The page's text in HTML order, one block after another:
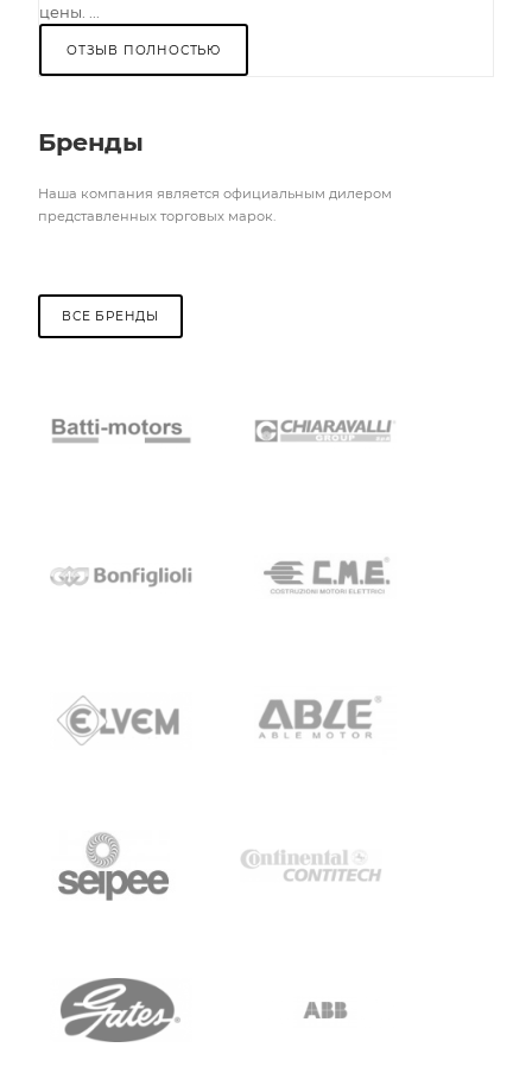
цены. ...
ОТЗЫВ ПОЛНОСТЬЮ
Бренды
Наша компания является официальным дилером
представленных торговых марок.
ВСЕ БРЕНДЫ